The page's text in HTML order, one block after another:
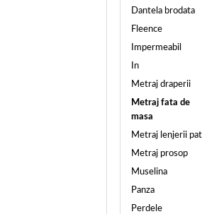
Dantela brodata
Fleence
Impermeabil
In
Metraj draperii
Metraj fata de
masa
Metraj lenjerii pat
Metraj prosop
Muselina
Panza
Perdele